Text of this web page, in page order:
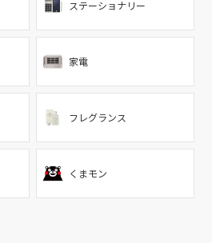
ステーショナリー
家電
フレグランス
くまモン